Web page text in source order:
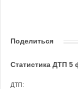
Поделиться
Статистика ДТП 5
ДТП: